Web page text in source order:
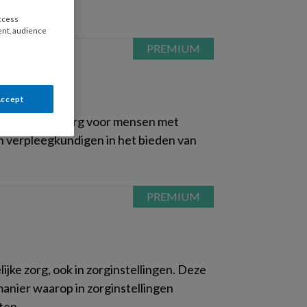
over de zorg voor mensen met
verpleegkundigen in het bieden van
zorg, ook in zorginstellingen. Deze
waarop in zorginstellingen
audience